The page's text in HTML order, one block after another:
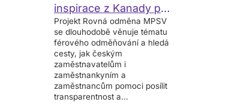
inspirace z Kanady pro
Česko
Projekt Rovná odměna MPSV
se dlouhodobě věnuje tématu
férového odměňování a hledá
cesty, jak českým
zaměstnavatelům i
zaměstnankyním a
zaměstnancům pomoci posílit
transparentnost a